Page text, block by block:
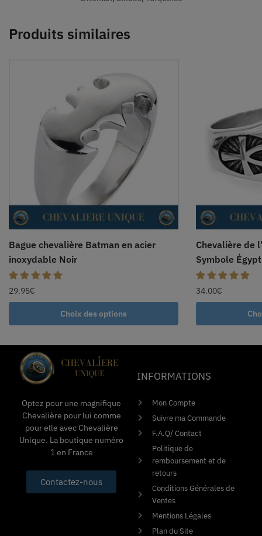
Produits similaires
Bague chevalière Batman en acier
inoxydable Noir
29.95€
Choix des options
Chevalière de
Symbole
34.00€
Optez pour une magnifique
Chevalière pour lui comme
pour elle avec Chevalière
Unique. La boutique numéro
1 en France
Contactez-nous
INFORMATIONS
Mon Compte
Suivre ma Commande
F.A.Q/ Contact
Politique de
remboursement et de
retours
Conditions Générales de
Ventes
Mentions Légales
Plan du Site